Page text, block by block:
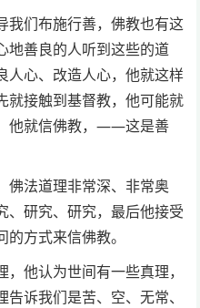
我们布施行善，佛教也有这
地善良的人听到这些的道
人心、改造人心，他就这样
就接触到基督教，他可能就
他就信佛教，——这是善
佛法道理非常深、非常奥
、研究、研究，最后他接受
方式来信佛教。
他认为世间有一些真理，
诉我们是苦、空、无常、